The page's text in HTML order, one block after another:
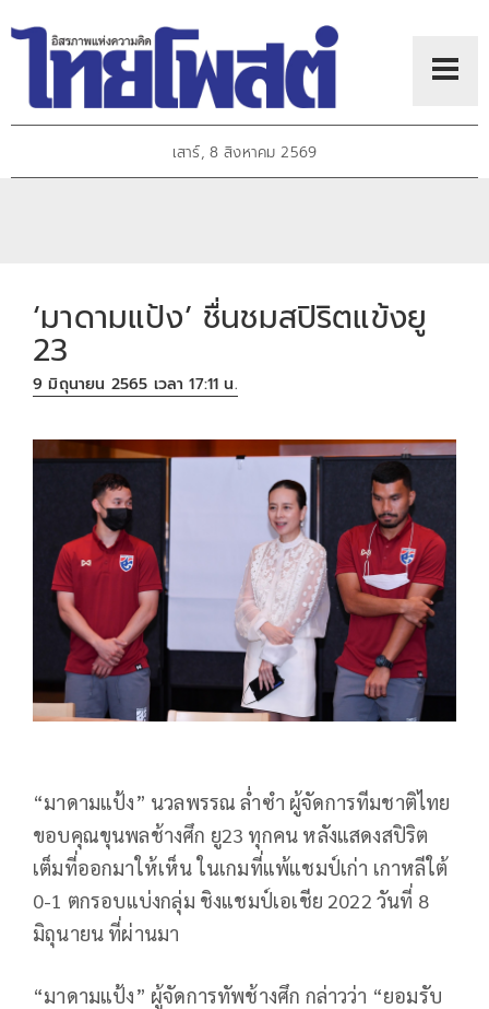
เสาร์, 8 สิงหาคม 2569
‘มาดามแป้ง’ ชื่นชมสปิริตแข้งยู
23
9 มิถุนายน 2565 เวลา 17:11 น.
“มาดามแป้ง” นวลพรรณ ล่ำซำ ผู้จัดการทีมชาติไทย
ขอบคุณขุนพลช้างศึก ยู23 ทุกคน หลังแสดงสปิริต
เต็มที่ออกมาให้เห็น ในเกมที่แพ้แชมป์เก่า เกาหลีใต้
0-1 ตกรอบแบ่งกลุ่ม ชิงแชมป์เอเชีย 2022 วันที่ 8
มิถุนายน ที่ผ่านมา
“มาดามแป้ง” ผู้จัดการทัพช้างศึก กล่าวว่า “ยอมรับ